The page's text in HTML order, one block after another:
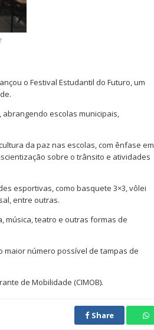
o Festival Estudantil do Futuro, um
escolas municipais,
da paz nas escolas, com ênfase em
sobre o trânsito e atividades
esportivas, como basquete 3×3, vôlei
entre outras.
música, teatro e outras formas de
maior número possível de tampas de
de Mobilidade (CIMOB).
Share